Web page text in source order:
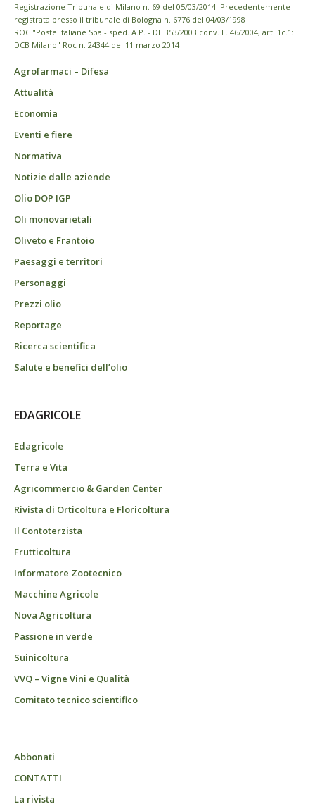
Registrazione Tribunale di Milano n. 69 del 05/03/2014. Precedentemente
registrata presso il tribunale di Bologna n. 6776 del 04/03/1998
ROC "Poste italiane Spa - sped. A.P. - DL 353/2003 conv. L. 46/2004, art. 1c.1:
DCB Milano" Roc n. 24344 del 11 marzo 2014
Agrofarmaci – Difesa
Attualità
Economia
Eventi e fiere
Normativa
Notizie dalle aziende
Olio DOP IGP
Oli monovarietali
Oliveto e Frantoio
Paesaggi e territori
Personaggi
Prezzi olio
Reportage
Ricerca scientifica
Salute e benefici dell’olio
EDAGRICOLE
Edagricole
Terra e Vita
Agricommercio & Garden Center
Rivista di Orticoltura e Floricoltura
Il Contoterzista
Frutticoltura
Informatore Zootecnico
Macchine Agricole
Nova Agricoltura
Passione in verde
Suinicoltura
VVQ – Vigne Vini e Qualità
Comitato tecnico scientifico
Abbonati
CONTATTI
La rivista